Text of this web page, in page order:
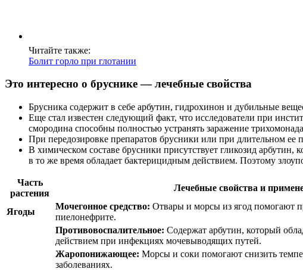
Читайте также:
Болит горло при глотании
Это интересно о бруснике — лечебные свойства
Брусника содержит в себе арбутин, гидрохинон и дубильные
Еще стал известен следующий факт, что исследователи при
смородина способны полностью устранять заражение
При передозировке препаратов брусники или при длительном
В химическом составе брусники присутствует гликозид арбутин,
в то же время обладает бактерицидным действием. Поэтому
Часть
растения
Лечебные свойства и
Ягоды
Мочегонное средство: Отвары и морсы из ягод помогают
пиелонефрите.
Противовоспалительное: Содержат арбутин, который
действием при инфекциях мочевыводящих путей.
Жаропонижающее: Морсы и соки помогают снизить
заболеваниях.